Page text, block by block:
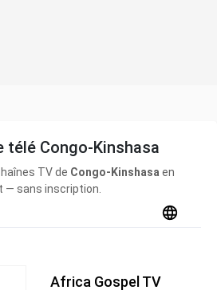
télé Congo-Kinshasa
TV de Congo-Kinshasa en
sans inscription.
Africa Gospel TV